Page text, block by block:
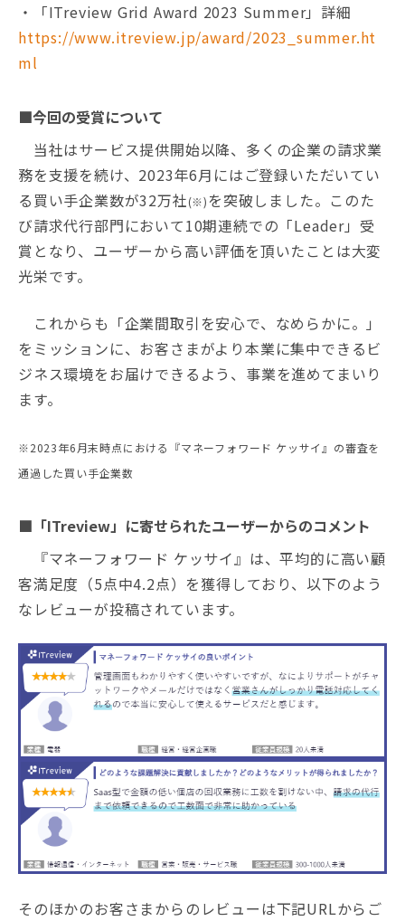
・「ITreview Grid Award 2023 Summer」詳細
https://www.itreview.jp/award/2023_summer.ht
ml
■今回の受賞について
当社はサービス提供開始以降、多くの企業の請求業
務を支援を続け、2023年6月にはご登録いただいてい
る買い手企業数が32万社(※) を突破しました。このた
び請求代行部門において10期連続での「Leader」受
賞となり、ユーザーから高い評価を頂いたことは大変
光栄です。
これからも「企業間取引を安心で、なめらかに。」
をミッションに、お客さまがより本業に集中できるビ
ジネス環境をお届けできるよう、事業を進めてまいり
ます。
※2023年6月末時点における『マネーフォワード ケッサイ』の審査を
通過した買い手企業数
■「ITreview」に寄せられたユーザーからのコメント
『マネーフォワード ケッサイ』は、平均的に高い顧
客満足度（5点中4.2点）を獲得しており、以下のよう
なレビューが投稿されています。
そのほかのお客さまからのレビューは下記URLからご